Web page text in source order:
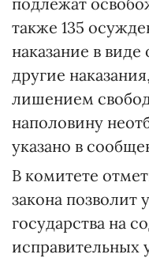
также 135
наказание в
другие
лишением
наполовину
указано в
В комитете
закона позволит
государства на
исправительных